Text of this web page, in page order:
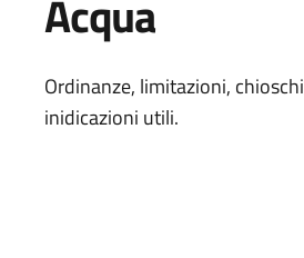
Acqua
Dettagli
Ordinanze, limitazioni,
inidicazioni utili.